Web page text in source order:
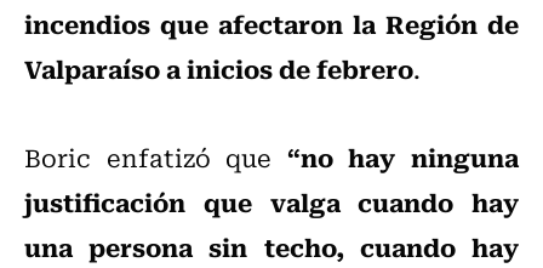
incendios que afectaron la Región de
Valparaíso a inicios de febrero.
Boric enfatizó que “no hay ninguna
justificación que valga cuando hay
una persona sin techo, cuando hay